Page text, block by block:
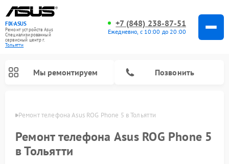
FIX-ASUS
Ремонт устройств Asus
Специализированный
cервисный центр г.
Тольятти
+7 (848) 238-87-51
Ежедневно, с 10:00 до 20:00
Мы ремонтируем Позвонить
Ремонт телефона Asus ROG Phone 5 в Тольятти
Ремонт телефона Asus ROG Phone 5
в Тольятти